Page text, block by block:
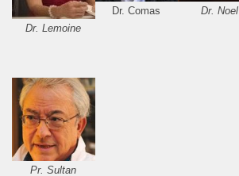
Dr. Lemoine
Dr. Comas Dr. Noel
Pr. Sultan